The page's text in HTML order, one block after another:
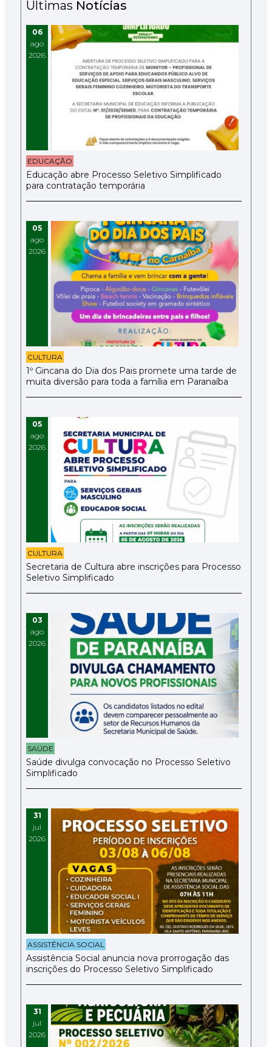
Últimas Notícias
06
ago
2026
EDUCAÇÃO
Educação abre Processo Seletivo Simplificado
para contratação temporária
05
ago
2026
CULTURA
1º Gincana do Dia dos Pais promete uma tarde de
muita diversão para toda a família em Paranaíba
05
ago
2026
CULTURA
Secretaria de Cultura abre inscrições para Processo
Seletivo Simplificado
03
ago
2026
SAÚDE
Saúde divulga convocação no Processo Seletivo
Simplificado
31
jul
2026
ASSISTÊNCIA SOCIAL
Assistência Social anuncia nova prorrogação das
inscrições do Processo Seletivo Simplificado
31
jul
2026